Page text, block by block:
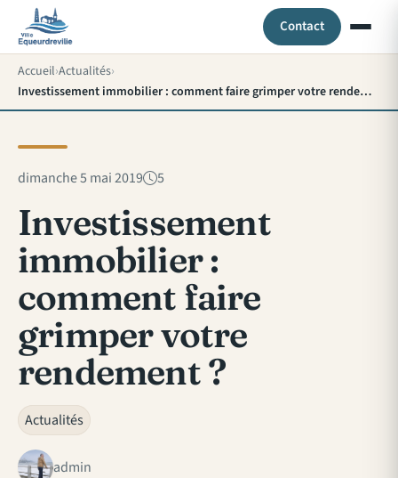
Contact
Accueil Actualités
Investissement immobilier : comment faire grimper votre rendement ?
dimanche 5 mai 2019 5
Investissement
immobilier :
comment faire
grimper votre
rendement ?
Actualités
admin